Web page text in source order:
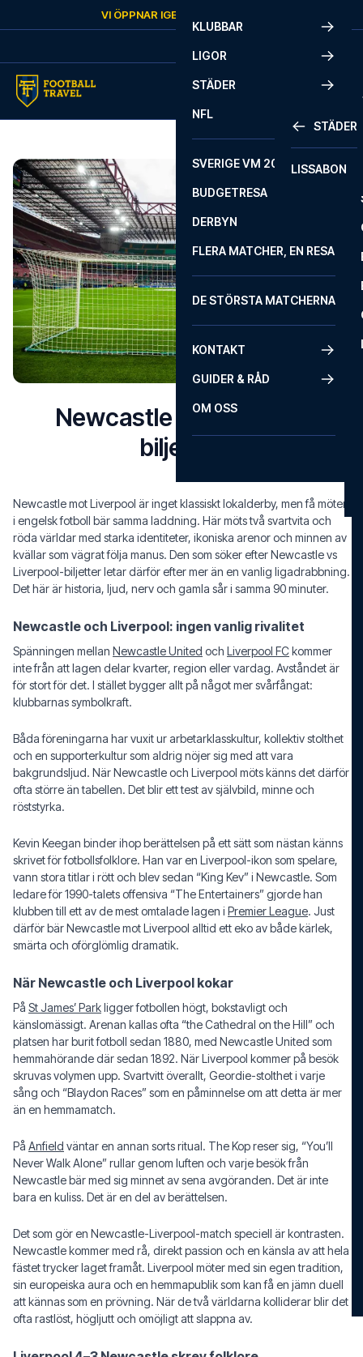
VI ÖPPNAR IGEN
KLUBBAR
LIGOR
STÄDER
STÄDER
LISSABON
NFL
SVERIGE VM 2026
BUDGETRESA
DERBYN
FLERA MATCHER, EN RESA
DE STÖRSTA MATCHERNA
KONTAKT
GUIDER & RÅD
OM OSS
Newcastle vs Liverpool
biljetter
Newcastle mot Liverpool är inget klassiskt lokalderby, men få möten
i engelsk fotboll bär samma laddning. Här möts två svartvita och
röda världar med starka identiteter, ikoniska arenor och minnen av
kvällar som vägrat följa manus. Den som söker efter Newcastle vs
Liverpool-biljetter letar därför efter mer än en vanlig ligadrabbning.
Det här är historia, ljud, nerv och gamla sår i samma 90 minuter.
Newcastle och Liverpool: ingen vanlig rivalitet
Spänningen mellan Newcastle United och Liverpool FCkommer
inte från att lagen delar kvarter, region eller vardag. Avståndet är
för stort för det. I stället bygger allt på något mer svårfångat:
klubbarnas symbolkraft.
Båda föreningarna har vuxit ur arbetarklasskultur, kollektiv stolthet
och en supporterkultur som aldrig nöjer sig med att vara
bakgrundsljud. När Newcastle och Liverpool möts känns det därför
ofta större än tabellen. Det blir ett test av självbild, minne och
röststyrka.
Kevin Keegan binder ihop berättelsen på ett sätt som nästan känns
skrivet för fotbollsfolklore. Han var en Liverpool-ikon som spelare,
vann stora titlar i rött och blev sedan “King Kev” i Newcastle. Som
ledare för 1990-talets offensiva “The Entertainers” gjorde han
klubben till ett av de mest omtalade lagen i Premier League. Just
därför bär Newcastle mot Liverpool alltid ett eko av både kärlek,
smärta och oförglömlig dramatik.
När Newcastle och Liverpool kokar
På St James’ Parkligger fotbollen högt, bokstavligt och
känslomässigt. Arenan kallas ofta “the Cathedral on the Hill” och
platsen har burit fotboll sedan 1880, med Newcastle United som
hemmahörande där sedan 1892. När Liverpool kommer på besök
skruvas volymen upp. Svartvitt överallt, Geordie-stolthet i varje
sång och “Blaydon Races” som en påminnelse om att detta är mer
än en hemmamatch.
På Anfield väntar en annan sorts ritual. The Kop reser sig, “You’ll
Never Walk Alone” rullar genom luften och varje besök från
Newcastle bär med sig minnet av sena avgöranden. Det är inte
bara en kuliss. Det är en del av berättelsen.
Det som gör en Newcastle-Liverpool-match speciell är kontrasten.
Newcastle kommer med rå, direkt passion och en känsla av att hela
fästet trycker laget framåt. Liverpool möter med sin egen tradition,
sin europeiska aura och en hemmapublik som kan få en jämn duell
att kännas som en prövning. När de två världarna kolliderar blir det
ofta rastlöst, högljutt och omöjligt att slappna av.